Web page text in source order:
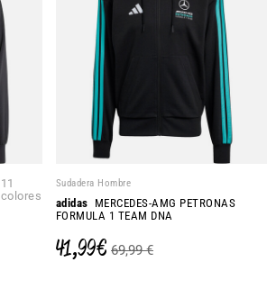
11
colores
Sudadera Hombre
adidas MERCEDES-AMG PETRONAS
FORMULA 1 TEAM DNA
41,99 € 69,99 €